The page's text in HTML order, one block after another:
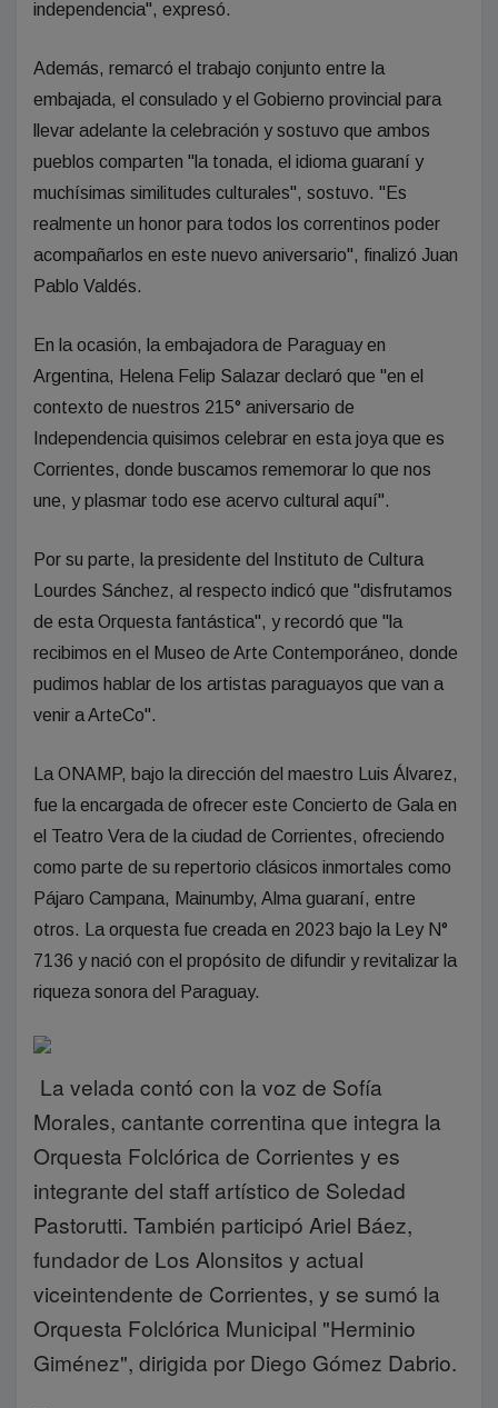
independencia", expresó.
Además, remarcó el trabajo conjunto entre la
embajada, el consulado y el Gobierno provincial para
llevar adelante la celebración y sostuvo que ambos
pueblos comparten "la tonada, el idioma guaraní y
muchísimas similitudes culturales", sostuvo. "Es
realmente un honor para todos los correntinos poder
acompañarlos en este nuevo aniversario", finalizó Juan
Pablo Valdés.
En la ocasión, la embajadora de Paraguay en
Argentina, Helena Felip Salazar declaró que "en el
contexto de nuestros 215° aniversario de
Independencia quisimos celebrar en esta joya que es
Corrientes, donde buscamos rememorar lo que nos
une, y plasmar todo ese acervo cultural aquí".
Por su parte, la presidente del Instituto de Cultura
Lourdes Sánchez, al respecto indicó que "disfrutamos
de esta Orquesta fantástica", y recordó que "la
recibimos en el Museo de Arte Contemporáneo, donde
pudimos hablar de los artistas paraguayos que van a
venir a ArteCo".
La ONAMP, bajo la dirección del maestro Luis Álvarez,
fue la encargada de ofrecer este Concierto de Gala en
el Teatro Vera de la ciudad de Corrientes, ofreciendo
como parte de su repertorio clásicos inmortales como
Pájaro Campana, Mainumby, Alma guaraní, entre
otros. La orquesta fue creada en 2023 bajo la Ley N°
7136 y nació con el propósito de difundir y revitalizar la
riqueza sonora del Paraguay.
La velada contó con la voz de Sofía
Morales, cantante correntina que integra la
Orquesta Folclórica de Corrientes y es
integrante del staff artístico de Soledad
Pastorutti. También participó Ariel Báez,
fundador de Los Alonsitos y actual
viceintendente de Corrientes, y se sumó la
Orquesta Folclórica Municipal "Herminio
Giménez", dirigida por Diego Gómez Dabrio.